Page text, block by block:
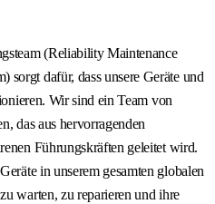
(Reliability Maintenance
sorgt dafür, dass unsere Geräte und
Wir sind ein Team von
das aus hervorragenden
Führungskräften geleitet wird.
in unserem gesamten globalen
warten, zu reparieren und ihre